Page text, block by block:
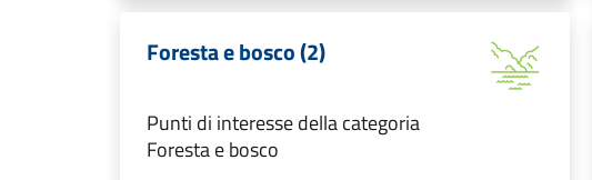
Foresta e bosco (2)
Punti di interesse della categoria
Foresta e bosco